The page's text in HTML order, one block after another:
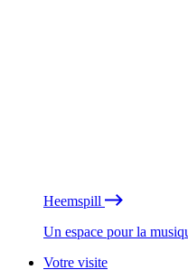
Heemspill
Un espace pour la
Votre visite